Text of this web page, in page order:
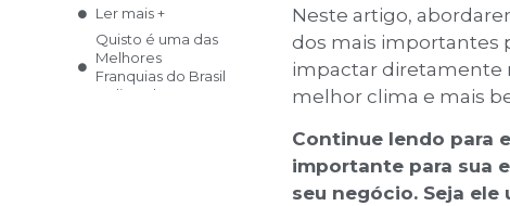
Ler mais +
Quisto é uma das
Melhores
Franquias do Brasil
na lista da PEGN!
Neste artigo,
dos mais importantes
impactar diretamente
melhor clima e mais
Continue lendo para
importante para sua
seu negócio. Seja ele